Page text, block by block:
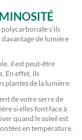
polycarbonate s'ils
de lumière
il est peut-être
En effet, ils
plantes de la lumière.
de votre serre de
si elles font face à
quand le soleil est
en température.